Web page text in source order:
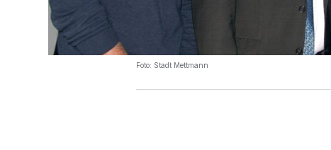
Foto: Stadt Mettmann